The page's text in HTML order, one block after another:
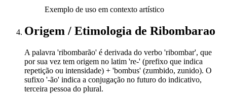
Exemplo de uso em contexto artístico
Origem / Etimologia de Ribombarao
A palavra 'ribombarão' é derivada do verbo 'ribombar', que
por sua vez tem origem no latim 're-' (prefixo que indica
repetição ou intensidade) + 'bombus' (zumbido, zunido). O
sufixo '-ão' indica a conjugação no futuro do indicativo,
terceira pessoa do plural.